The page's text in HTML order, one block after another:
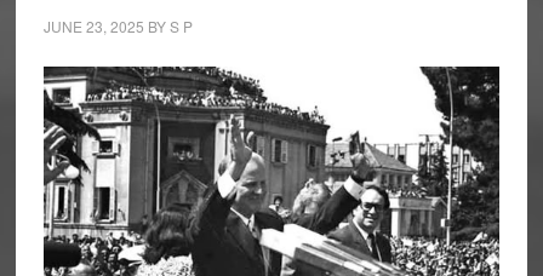
JUNE 23, 2025 BYS P